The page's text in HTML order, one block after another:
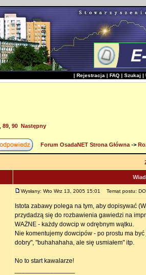
| Rejestracja | FAQ | Szukaj |
89, 90 Następny
Forum OsadaNET Strona Główna->
Wysłany: Wto Wrz 13, 2005 15:01 Temat postu:
Istota zabawy polega na tym, aby dopisywać
przydadzą się do rozbawienia gawiedzi na
WAŻNE - każdy dowcip w odrębnym wątku.
Nie komentujemy dowcipów - po prostu ma
dobry", "buhahahaha, ale się usmiałem" itp.
No to start kawalarze!